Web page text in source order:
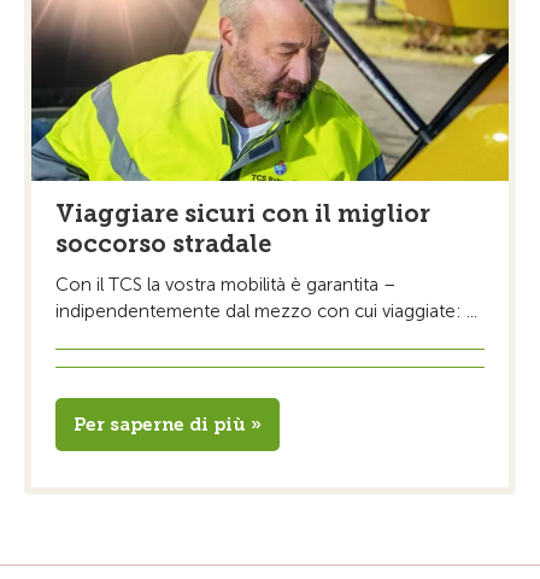
Viaggiare sicuri con il miglior
soccorso stradale
Con il TCS la vostra mobilità è garantita –
indipendentemente dal mezzo con cui viaggiate: ...
Per saperne di più »